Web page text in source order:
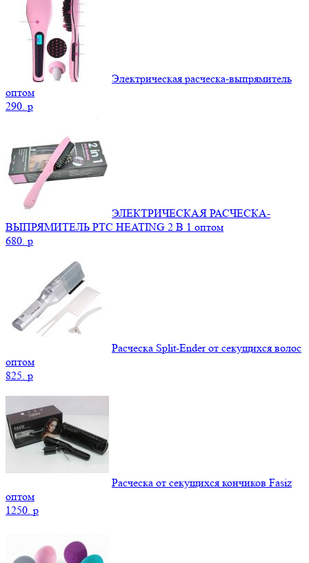
Электрическая расческа-выпрямитель
оптом
290. p
ЭЛЕКТРИЧЕСКАЯ РАСЧЕСКА-
ВЫПРЯМИТЕЛЬ PTC HEATING 2 В 1 оптом
680. p
Расческа Split-Ender от секущихся волос
оптом
825. p
Расческа от секущихся кончиков Fasiz
оптом
1250. p